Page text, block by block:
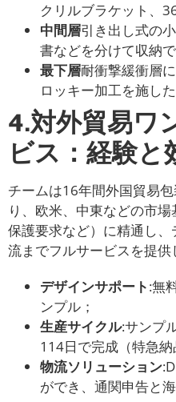
クリルブラケット、
中間層引き出し式の
書などを分けて収納
最下層耐衝撃緩衝層
ロッキー加工を施した
4.対外貿易ワ
ビス：経験と
チームは16年間外国貿易
り、欧米、中東などの市場
保護要求など）に精通し
流までフルサービスを提供
デザインサポート:無
ンプル；
生産サイクル:サンプ
114日で完成（特急納
物流ソリューション
ができ、通関申告と